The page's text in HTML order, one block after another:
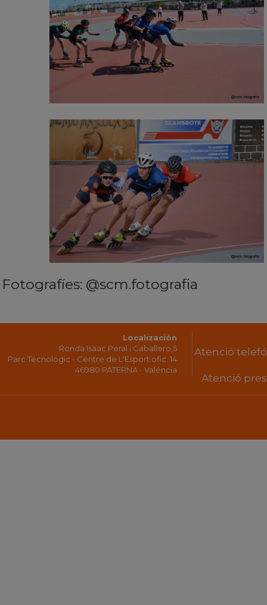
Fotografíes: @scm.fotografia
Localización
Ronda Isaac Peral i Caballero,5
Parc Tecnologic - Centre de L'Esport ofic. 14
46980 PATERNA - Valéncia
Atenció
Atenció